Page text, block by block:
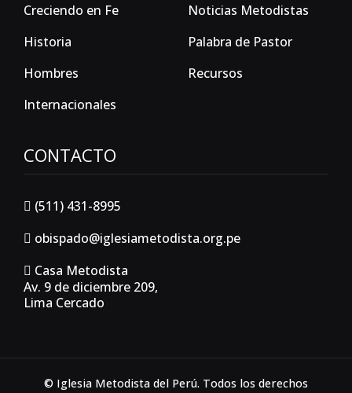
Creciendo en Fe
Historia
Hombres
Internacionales
Noticias Metodistas
Palabra de Pastor
Recursos
CONTACTO
(511) 431-8995
obispado@iglesiametodista.org.pe
Casa Metodista
Av. 9 de diciembre 209,
Lima Cercado
© Iglesia Metodista del Perú. Todos los derechos